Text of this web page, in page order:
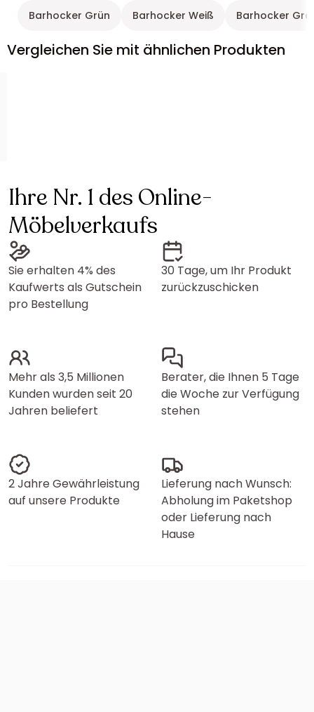
Barhocker Grün Barhocker Weiß Barhocker
Vergleichen Sie mit ähnlichen Produkten
Ihre Nr. 1 des Online-
Möbelverkaufs
Sie erhalten 4% des
Kaufwerts als Gutschein
pro Bestellung
30 Tage, um Ihr Produkt
zurückzuschicken
Mehr als 3,5 Millionen
Kunden wurden seit 20
Jahren beliefert
Berater, die Ihnen 5 Tage
die Woche zur Verfügung
stehen
2 Jahre Gewährleistung
auf unsere Produkte
Lieferung nach Wunsch:
Abholung im Paketshop
oder Lieferung nach
Hause